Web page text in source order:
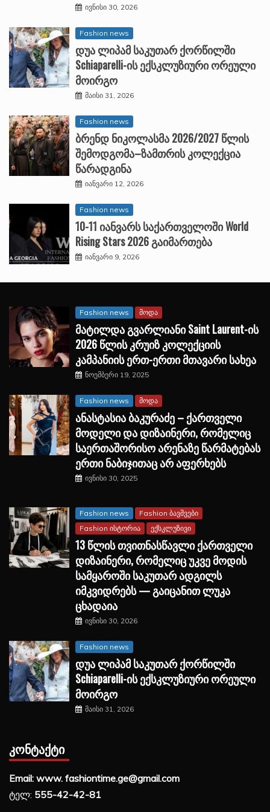
ივნისი 30, 2026
Fashion news
დუა ლიპამ საკუთარ ქორწილში
Schiaparelli-ის ექსკლუზიური ორეული
მოირგო
მაისი 31, 2026
Fashion news
ბრენდ ნიკოლასმა 2026/2027 წლის
შემოდგომა–ზამთრის კოლექცია
წარადგინა
იანვარი 12, 2026
Fashion news
10-11 იანვარს საქართველოში World
Rising Stars 2026 გაიმართება
იანვარი 9, 2026
Fashion news მოდა
მატილდა გვარლიანი Saint Laurent-ის
2026 წლის კრუიზ კოლექციის
კამპანიის ერთ-ერთი მთავარი სახეა
ნოემბერი 19, 2025
Fashion news მოდა
ანასტასია ბაკურაძე – ქართველი
მოდელი და დიზაინერი, რომელიც
საერთაშორისო არენაზე წარმატებას
ერთი ნაბიჯითაც არ აფერხებს
ივნისი 30, 2025
Fashion news
Fashion ბავშვები
Fashion ისტორია
ექსკლუზივი
13 წლის თვითნასწავლი ქართველი
დიზაინერი, რომელიც უკვე მოდის
სამყაროში საკუთარ ადგილს
იმკვიდრებს — გაიცანით ლუკა
ცხადაია
ივნისი 30, 2026
Fashion news
დუა ლიპამ საკუთარ ქორწილში
Schiaparelli-ის ექსკლუზიური ორეული
მოირგო
მაისი 31, 2026
ᲙᲝᲜᲢᲐᲥᲢᲘ
Email: www. fashiontime.ge@gmail.com
ტელ: 555-42-42-81